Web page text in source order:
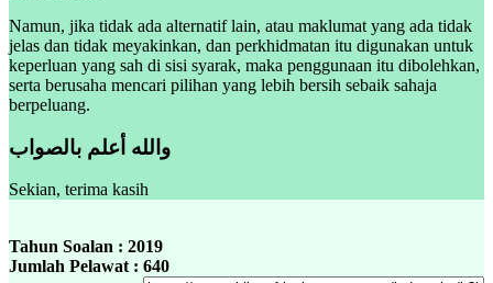
Namun, jika tidak ada alternatif lain, atau maklumat yang ada tidak
jelas dan tidak meyakinkan, dan perkhidmatan itu digunakan untuk
keperluan yang sah di sisi syarak, maka penggunaan itu dibolehkan,
serta berusaha mencari pilihan yang lebih bersih sebaik sahaja
berpeluang.
والله أعلم بالصواب
Sekian, terima kasih
Tahun Soalan : 2019
Jumlah Pelawat : 640